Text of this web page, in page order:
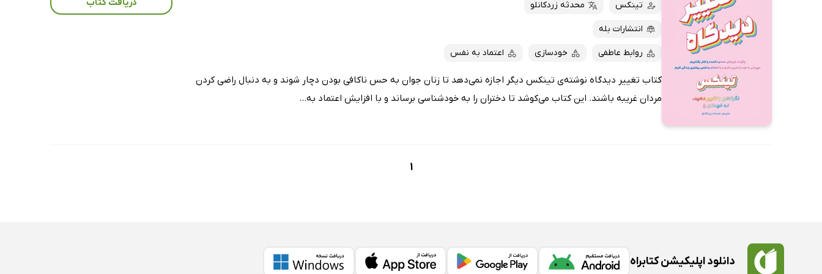
داغ‌ترین‌ها
پرفروش‌ها
پربحث‌ها
کتاب‌های صوتی
کتاب‌های متنی
تینکس محدثه زردکانلو
انتشارات بله
روابط عاطفی خودسازی اعتماد به نفس
کتاب تغییر دیدگاه نوشته‌ی تینکس دیگر اجازه نمی‌دهد تا زنان جوان به حس ناکافی بودن دچار شوند و به دنبال راضی کردن
مردان غریبه باشند. این کتاب می‌کوشد تا دختران را به خودشناسی برساند و با افزایش اعتماد به...
1
دانلود اپلیکیشن کتابراه